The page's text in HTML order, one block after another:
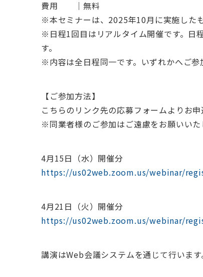
費用 ｜無料
※本セミナーは、2025年10月に実施した
※日程1回目はリアルタイム開催です。日
す。
※内容は全日程同一です。いずれかへご参
【ご参加方法】
こちらのリンク先の応募フォームよりお申
※同業者様のご参加はご遠慮をお願いいた
4月15日（水）開催分
https://us02web.zoom.us/webinar/
4月21日（火）開催分
https://us02web.zoom.us/webinar/
講演はWeb会議システムを通じて行いま